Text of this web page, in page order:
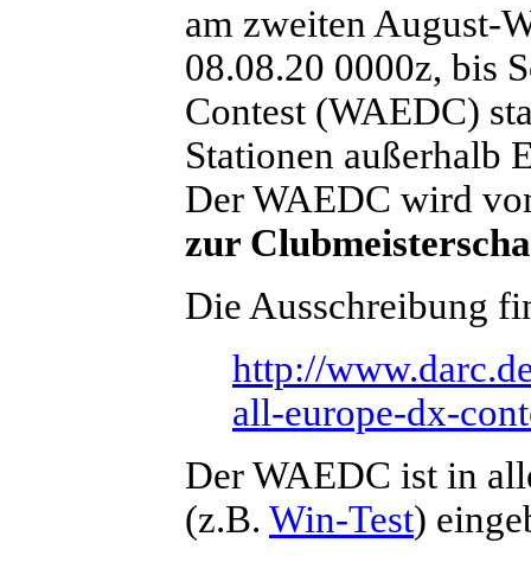
am zweiten August-
08.08.20 0000z, bis
Contest (WAEDC)
Stationen außerhalb
Der WAEDC wird
zur
Die Ausschreibung
http://
all-europe-dx-
Der WAEDC ist in
(z.B. Win-Test)